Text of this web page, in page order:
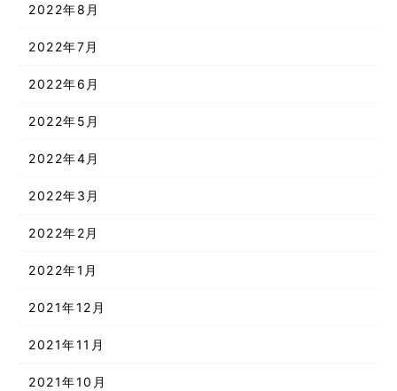
2022年8月
2022年7月
2022年6月
2022年5月
2022年4月
2022年3月
2022年2月
2022年1月
2021年12月
2021年11月
2021年10月